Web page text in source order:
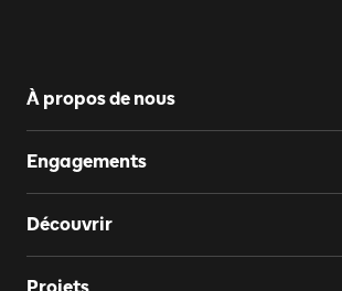
À propos de nous
Engagements
Découvrir